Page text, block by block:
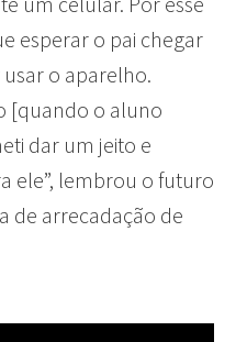
esperar o pai chegar
o aparelho.
[quando o aluno
dar um jeito e
ele”, lembrou o futuro
de arrecadação de